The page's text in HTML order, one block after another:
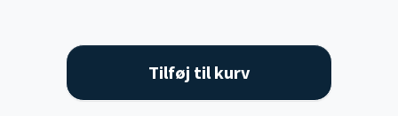
Tilføj til kurv